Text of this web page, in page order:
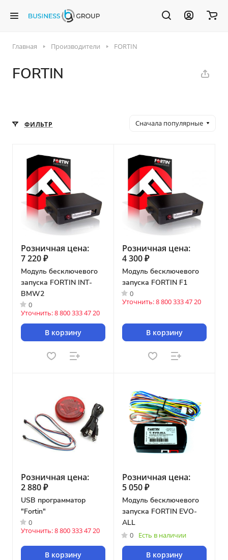
Главная Производители FORTIN
FORTIN
ФИЛЬТР Сначала популярные
Розничная цена:
7 220 ₽
Модуль бесключевого
запуска FORTIN INT-
BMW2
0
Уточнить: 8 800 333 47 20
В корзину
Розничная цена:
4 300 ₽
Модуль бесключевого
запуска FORTIN F1
0
Уточнить: 8 800 333 47 20
В корзину
Розничная цена:
2 880 ₽
USB программатор
"Fortin"
0
Уточнить: 8 800 333 47 20
В корзину
Розничная цена:
5 050 ₽
Модуль бесключевого
запуска FORTIN EVO-
ALL
0 Есть в наличии
В корзину